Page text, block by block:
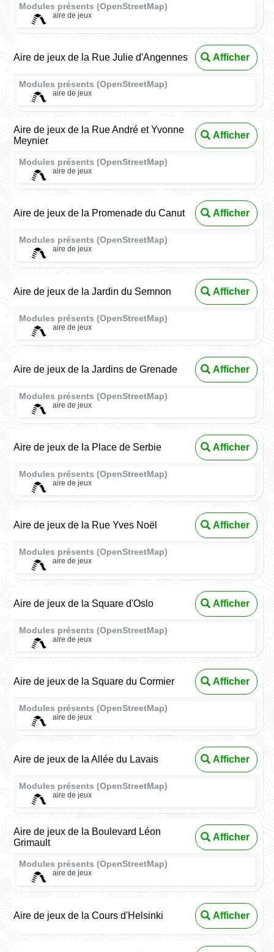
Modules présents (OpenStreetMap)
aire de jeux
Aire de jeux de la Rue Julie d'Angennes Afficher
Modules présents (OpenStreetMap)
aire de jeux
Aire de jeux de la Rue André et Yvonne
Meynier
Afficher
Modules présents (OpenStreetMap)
aire de jeux
Aire de jeux de la Promenade du Canut Afficher
Modules présents (OpenStreetMap)
aire de jeux
Aire de jeux de la Jardin du Semnon Afficher
Modules présents (OpenStreetMap)
aire de jeux
Aire de jeux de la Jardins de Grenade Afficher
Modules présents (OpenStreetMap)
aire de jeux
Aire de jeux de la Place de Serbie Afficher
Modules présents (OpenStreetMap)
aire de jeux
Aire de jeux de la Rue Yves Noël Afficher
Modules présents (OpenStreetMap)
aire de jeux
Aire de jeux de la Square d'Oslo Afficher
Modules présents (OpenStreetMap)
aire de jeux
Aire de jeux de la Square du Cormier Afficher
Modules présents (OpenStreetMap)
aire de jeux
Aire de jeux de la Allée du Lavais Afficher
Modules présents (OpenStreetMap)
aire de jeux
Aire de jeux de la Boulevard Léon
Grimault
Afficher
Modules présents (OpenStreetMap)
aire de jeux
Aire de jeux de la Cours d'Helsinki Afficher